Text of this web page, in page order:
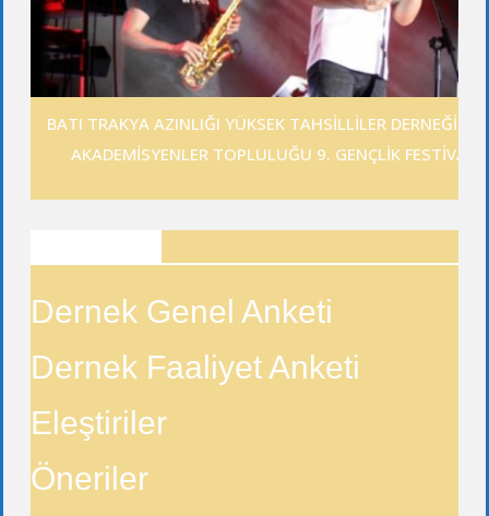
BATI TRAKYA AZINLIĞI YÜKSEK TAHSİLLİLER DERNEĞİ
AKADEMİSYENLER TOPLULUĞU 9. GENÇLİK FESTİVALİ
Dernek Genel Anketi
Dernek Faaliyet Anketi
Eleştiriler
Öneriler